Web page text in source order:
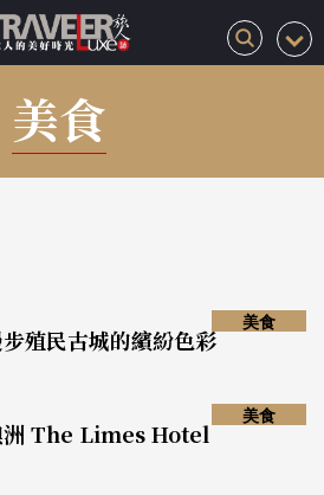
美食
殖民古城的繽紛色彩
美食
洲 The Limes Hotel
美食